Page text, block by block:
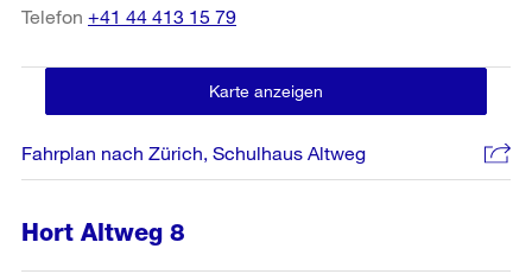
Telefon +41 44 413 15 79
Karte anzeigen
Fahrplan nach Zürich, Schulhaus Altweg
Hort Altweg 8